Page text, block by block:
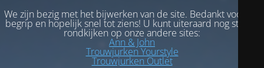
We zijn bezig met het bijwerken van de site. Bedankt voor uw
begrip en hopelijk snel tot ziens! U kunt uiteraard nog steeds
rondkijken op onze andere sites:
Ann & John
Trouwjurken Yourstyle
Trouwjurken Outlet